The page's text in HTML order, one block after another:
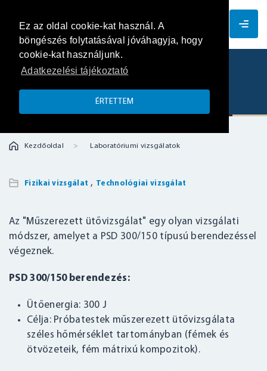
Ez az oldal cookie-kat használ. A
böngészés folytatásával jóváhagyja, hogy
cookie-kat használjunk.
Adatkezelési tájékoztató
ÉRTETTEM
Kezdőoldal Laboratóriumi vizsgálatok
Fizikai vizsgálat , Technológiai vizsgálat
Az "Műszerezett ütővizsgálat" egy olyan vizsgálati
módszer, amelyet a PSD 300/150 típusú berendezéssel
végeznek.
PSD 300/150 berendezés:
Ütőenergia: 300 J
Célja: Próbatestek műszerezett ütővizsgálata
széles hőmérséklet tartományban (fémek és
ötvözeteik, fém mátrixú kompozitok).